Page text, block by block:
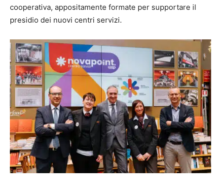
cooperativa, appositamente formate per supportare il
presidio dei nuovi centri servizi.